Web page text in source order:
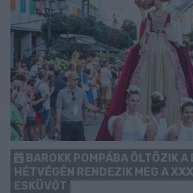
BAROKK POMPÁBA ÖLTÖZIK A
HÉTVÉGÉN RENDEZIK MEG A
ESKÜVŐT